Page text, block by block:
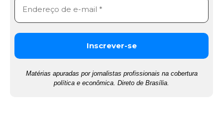
Matérias apuradas por jornalistas profissionais na cobertura
política e econômica. Direto de Brasília.